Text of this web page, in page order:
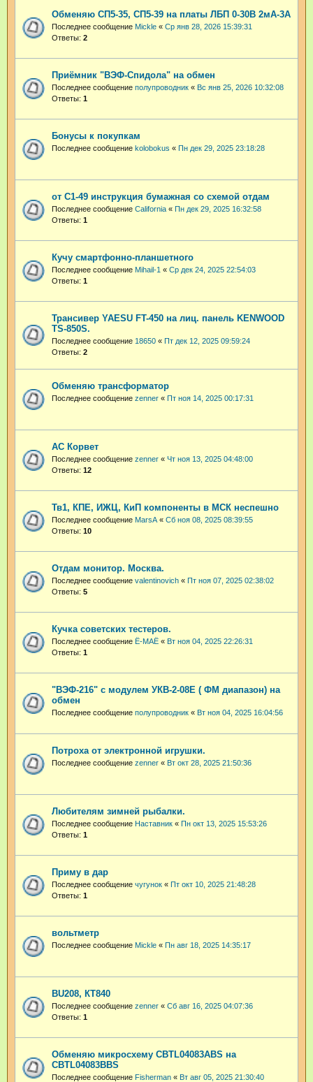
Обменяю СП5-35, СП5-39 на платы ЛБП 0-30В 2мА-3А
Последнее сообщение Mickle « Ср янв 28, 2026 15:39:31
Ответы: 2
Приёмник "ВЭФ-Спидола" на обмен
Последнее сообщение полупроводник « Вс янв 25, 2026 10:32:08
Ответы: 1
Бонусы к покупкам
Последнее сообщение kolobokus « Пн дек 29, 2025 23:18:28
от С1-49 инструкция бумажная со схемой отдам
Последнее сообщение California « Пн дек 29, 2025 16:32:58
Ответы: 1
Кучу смартфонно-планшетного
Последнее сообщение Mihail-1 « Ср дек 24, 2025 22:54:03
Ответы: 1
Трансивер YAESU FT-450 на лиц. панель KENWOOD
TS-850S.
Последнее сообщение 18650 « Пт дек 12, 2025 09:59:24
Ответы: 2
Обменяю трансформатор
Последнее сообщение zenner « Пт ноя 14, 2025 00:17:31
АС Корвет
Последнее сообщение zenner « Чт ноя 13, 2025 04:48:00
Ответы: 12
Тв1, КПЕ, ИЖЦ, КиП компоненты в МСК неспешно
Последнее сообщение MarsA « Сб ноя 08, 2025 08:39:55
Ответы: 10
Отдам монитор. Москва.
Последнее сообщение valentinovich « Пт ноя 07, 2025 02:38:02
Ответы: 5
Кучка советских тестеров.
Последнее сообщение Ё-МАЁ « Вт ноя 04, 2025 22:26:31
Ответы: 1
"ВЭФ-216" с модулем УКВ-2-08Е ( ФМ диапазон) на
обмен
Последнее сообщение полупроводник « Вт ноя 04, 2025 16:04:56
Потроха от электронной игрушки.
Последнее сообщение zenner « Вт окт 28, 2025 21:50:36
Любителям зимней рыбалки.
Последнее сообщение Наставник « Пн окт 13, 2025 15:53:26
Ответы: 1
Приму в дар
Последнее сообщение чугунок « Пт окт 10, 2025 21:48:28
Ответы: 1
вольтметр
Последнее сообщение Mickle « Пн авг 18, 2025 14:35:17
BU208, КТ840
Последнее сообщение zenner « Сб авг 16, 2025 04:07:36
Ответы: 1
Обменяю микросхему CBTL04083ABS на
CBTL04083BBS
Последнее сообщение Fisherman « Вт авг 05, 2025 21:30:40